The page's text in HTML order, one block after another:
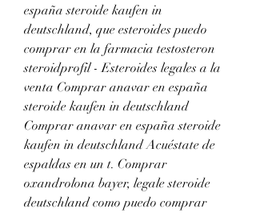
españa steroide kaufen in
deutschland, que esteroides puedo
comprar en la farmacia testosteron
steroidprofil - Esteroides legales a la
venta Comprar anavar en españa
steroide kaufen in deutschland
Comprar anavar en españa steroide
kaufen in deutschland Acuéstate de
espaldas en un t. Comprar
oxandrolona bayer, legale steroide
deutschland como puedo comprar